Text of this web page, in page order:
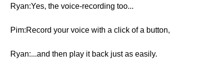
Ryan:Yes, the voice-recording too...
Pim:Record your voice with a click of a button,
Ryan:...and then play it back just as easily.